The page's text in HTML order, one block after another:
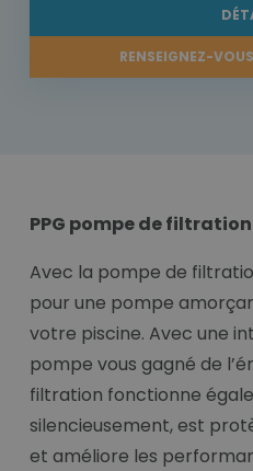
RENSEIGNEZ-
PPG pompe de filtration
Avec la pompe de
pour une pompe
votre piscine. Avec une
pompe vous gagné de
filtration fonctionne
silencieusement, est
et améliore les